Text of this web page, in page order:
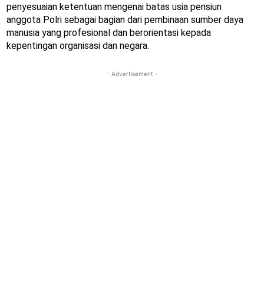
penyesuaian ketentuan mengenai batas usia pensiun
anggota Polri sebagai bagian dari pembinaan sumber daya
manusia yang profesional dan berorientasi kepada
kepentingan organisasi dan negara.
- Advertisement -